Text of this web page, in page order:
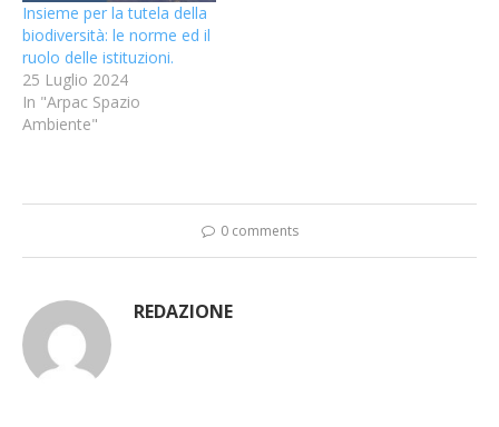
Insieme per la tutela della
biodiversità: le norme ed il
ruolo delle istituzioni.
25 Luglio 2024
In "Arpac Spazio
Ambiente"
0 comments
REDAZIONE